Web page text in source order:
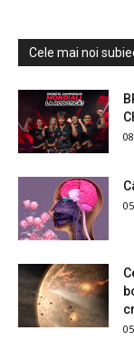
Cele mai noi